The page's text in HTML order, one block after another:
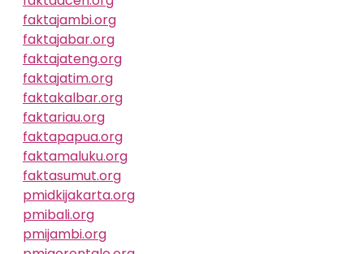
faktajambi.org
faktajabar.org
faktajateng.org
faktajatim.org
faktakalbar.org
faktariau.org
faktapapua.org
faktamaluku.org
faktasumut.org
pmidkijakarta.org
pmibali.org
pmijambi.org